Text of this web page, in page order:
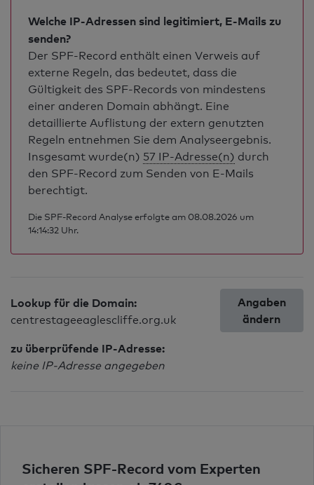
Welche IP-Adressen sind legitimiert, E-Mails zu
senden?
Der SPF-Record enthält einen Verweis auf
externe Regeln, das bedeutet, dass die
Gültigkeit des SPF-Records von mindestens
einer anderen Domain abhängt. Eine
detaillierte Auflistung der extern genutzten
Regeln entnehmen Sie dem Analyseergebnis.
Insgesamt wurde(n) 57 IP-Adresse(n) durch
den SPF-Record zum Senden von E-Mails
berechtigt.
Die SPF-Record Analyse erfolgte am 08.08.2026 um
14:14:32 Uhr.
Lookup für die Domain:
centrestageeaglescliffe.org.uk
zu überprüfende IP-Adresse:
keine IP-Adresse angegeben
Angaben
ändern
Sicheren SPF-Record vom Experten